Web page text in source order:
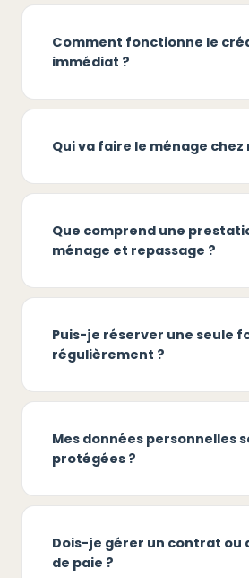
Comment fonctionne le
immédiat ?
Qui va faire le ménage chez
Que comprend une
ménage et repassage ?
Puis-je réserver une seule
régulièrement ?
Mes données personnelles
protégées ?
Dois-je gérer un contrat ou
de paie ?